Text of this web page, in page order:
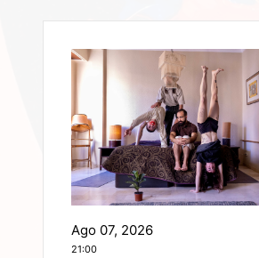
Ago 07, 2026
21:00